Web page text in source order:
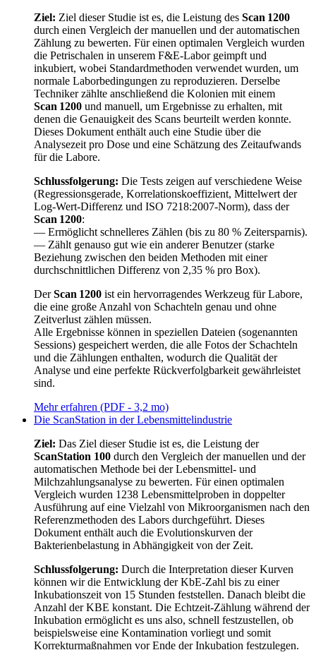
Ziel: Ziel dieser Studie ist es, die Leistung des Scan 1200
durch einen Vergleich der manuellen und der automatischen
Zählung zu bewerten. Für einen optimalen Vergleich wurden
die Petrischalen in unserem F&E-Labor geimpft und
inkubiert, wobei Standardmethoden verwendet wurden, um
normale Laborbedingungen zu reproduzieren. Derselbe
Techniker zählte anschließend die Kolonien mit einem
Scan 1200 und manuell, um Ergebnisse zu erhalten, mit
denen die Genauigkeit des Scans beurteilt werden konnte.
Dieses Dokument enthält auch eine Studie über die
Analysezeit pro Dose und eine Schätzung des Zeitaufwands
für die Labore.
Schlussfolgerung: Die Tests zeigen auf verschiedene Weise
(Regressionsgerade, Korrelationskoeffizient, Mittelwert der
Log-Wert-Differenz und ISO 7218:2007-Norm), dass der
Scan 1200:
— Ermöglicht schnelleres Zählen (bis zu 80 % Zeitersparnis).
— Zählt genauso gut wie ein anderer Benutzer (starke
Beziehung zwischen den beiden Methoden mit einer
durchschnittlichen Differenz von 2,35 % pro Box).
DerScan 1200 ist ein hervorragendes Werkzeug für Labore,
die eine große Anzahl von Schachteln genau und ohne
Zeitverlust zählen müssen.
Alle Ergebnisse können in speziellen Dateien (sogenannten
Sessions) gespeichert werden, die alle Fotos der Schachteln
und die Zählungen enthalten, wodurch die Qualität der
Analyse und eine perfekte Rückverfolgbarkeit gewährleistet
sind.
Mehr erfahren (PDF - 3,2 mo)
Die ScanStation in der Lebensmittelindustrie
Ziel: Das Ziel dieser Studie ist es, die Leistung der
ScanStation 100 durch den Vergleich der manuellen und der
automatischen Methode bei der Lebensmittel- und
Milchzahlungsanalyse zu bewerten. Für einen optimalen
Vergleich wurden 1238 Lebensmittelproben in doppelter
Ausführung auf eine Vielzahl von Mikroorganismen nach den
Referenzmethoden des Labors durchgeführt. Dieses
Dokument enthält auch die Evolutionskurven der
Bakterienbelastung in Abhängigkeit von der Zeit.
Schlussfolgerung: Durch die Interpretation dieser Kurven
können wir die Entwicklung der KbE-Zahl bis zu einer
Inkubationszeit von 15 Stunden feststellen. Danach bleibt die
Anzahl der KBE konstant. Die Echtzeit-Zählung während der
Inkubation ermöglicht es uns also, schnell festzustellen, ob
beispielsweise eine Kontamination vorliegt und somit
Korrekturmaßnahmen vor Ende der Inkubation festzulegen.